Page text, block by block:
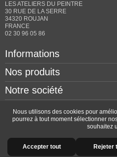
LES ATELIERS DU PEINTRE
30 RUE DE LA SERRE
34320 ROUJAN
FRANCE
02 30 96 05 86
Informations
Nos produits
Notre société
Contactez-nous
Copyright © 2026 - Design by
software by
Nous utilisons des cookies pour
pourrez à tout moment sélectionner
souhaitez
Accepter tout Rejeter